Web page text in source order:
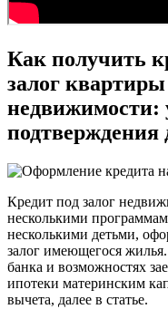
Как получить
залог
недвижимости:
подтверждения
Кредит под залог
несколькими
несколькими детьми,
залог имеющегося
банка и возможностях
ипотеки материнским
вычета, далее в статье.